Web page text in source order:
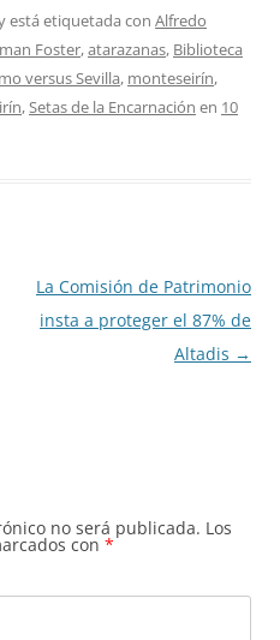
está etiquetada con Alfredo
Foster,atarazanas, Biblioteca
versus Sevilla, monteseirín,
,Setas de la Encarnación en 10
La Comisión de Patrimonio
insta a proteger el 87% de
Altadis →
no será publicada. Los
con *